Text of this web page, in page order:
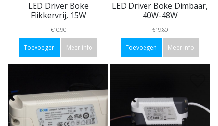
LED Driver Boke
Flikkervrij, 15W
€10,90
Toevoegen Meer info
LED Driver Boke Dimbaar,
40W-48W
€19,80
Toevoegen Meer info